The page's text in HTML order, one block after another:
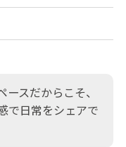
ースだからこそ、
で日常をシェアで